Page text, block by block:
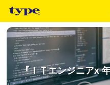
『ＩＴエンジニアx